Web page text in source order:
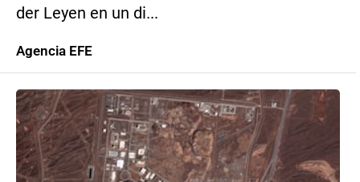
der Leyen en un di...
Agencia EFE